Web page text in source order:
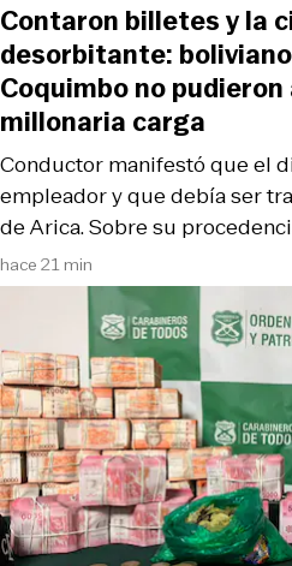
hace 21 min
Conductor manifestó que el
empleador y que debía ser
de Arica. Sobre su
Contaron billetes y la
desorbitante:
Coquimbo no
millonaria carga